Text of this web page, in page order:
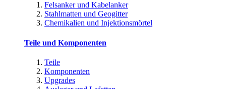
Felsanker und Kabelanker
Stahlmatten und Geogitter
Chemikalien und Injektionsmörtel
Teile und Komponenten
Teile
Komponenten
Upgrades